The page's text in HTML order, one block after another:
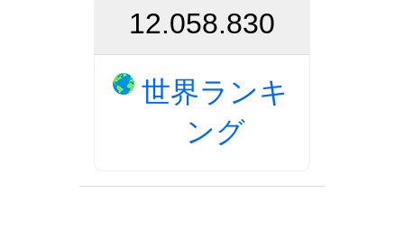
12.058.830
世界ランキ
ング